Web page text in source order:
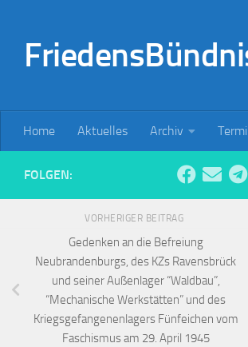
Home Aktuelles Archiv
FOLGEN:
VORHERIGER BEITRAG
Gedenken an die Befreiung
Neubrandenburgs, des KZs Ravensbrück
und seiner Außenlager “Waldbau”,
“Mechanische Werkstätten” und des
Kriegsgefangenenlagers Fünfeichen vom
Faschismus am 29. April 1945